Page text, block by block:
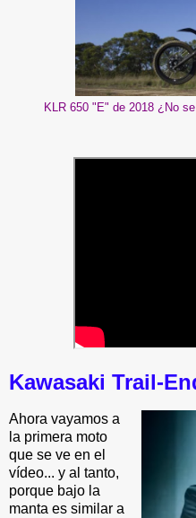
KLR 650 "E" de 2018 ¿No
Kawasaki Trail-
Ahora vayamos a
la primera moto
que se ve en el
vídeo... y al tanto,
porque bajo la
manta es similar a